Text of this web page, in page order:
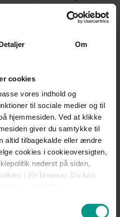
Om
cookies
vores indhold og
til sociale medier og til
hjemmesiden. Ved at klikke
giver du samtykke til
altid tilbagekalde eller ændre
cookies i cookieoversigten,
nederst på siden,
i din browser. Du kan
nær-mere beskrevet i loven:
følge af kriminalitet eller
Euro og
anvendelse med 10 mil.
omfattet af tavshedspligt og
af intern viden om børsnoterede
i handel med børsnoterede
med de til enhver tid